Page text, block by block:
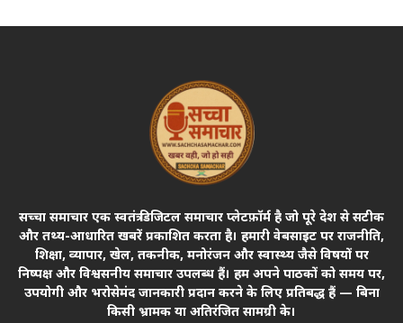
सच्चा समाचार एक स्वतंत्र डिजिटल समाचार प्लेटफ़ॉर्म है जो पूरे देश से सटीक
और तथ्य-आधारित खबरें प्रकाशित करता है। हमारी वेबसाइट पर राजनीति,
शिक्षा, व्यापार, खेल, तकनीक, मनोरंजन और स्वास्थ्य जैसे विषयों पर
निष्पक्ष और विश्वसनीय समाचार उपलब्ध हैं। हम अपने पाठकों को समय पर,
उपयोगी और भरोसेमंद जानकारी प्रदान करने के लिए प्रतिबद्ध हैं — बिना
किसी भ्रामक या अतिरंजित सामग्री के।